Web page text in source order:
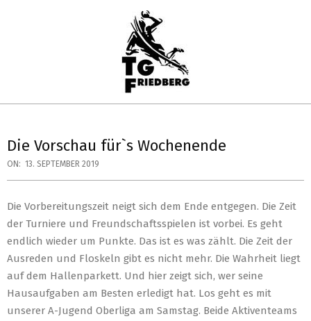
TG
HANDBALL
Menu
Die Vorschau für`s Wochenende
ON: 13. SEPTEMBER 2019
Die Vorbereitungszeit neigt sich dem Ende entgegen. Die Zeit
der Turniere und Freundschaftsspielen ist vorbei. Es geht
endlich wieder um Punkte. Das ist es was zählt. Die Zeit der
Ausreden und Floskeln gibt es nicht mehr. Die Wahrheit liegt
auf dem Hallenparkett. Und hier zeigt sich, wer seine
Hausaufgaben am Besten erledigt hat. Los geht es mit
unserer A-Jugend Oberliga am Samstag. Beide Aktiventeams